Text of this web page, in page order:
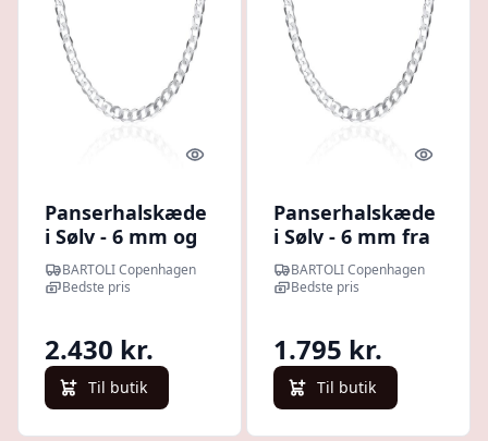
Quick look
Panserhalskæde
i Sølv - 6 mm og
55 cm
BARTOLI Copenhagen
Bedste pris
2.430 kr.
Til butik
Quick
Panserhalskæde
i Sølv - 6 mm fra
45 cm
BARTOLI Copenhagen
Bedste pris
1.795 kr.
Til butik